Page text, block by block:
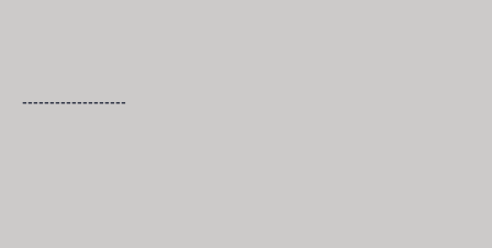
-------------------